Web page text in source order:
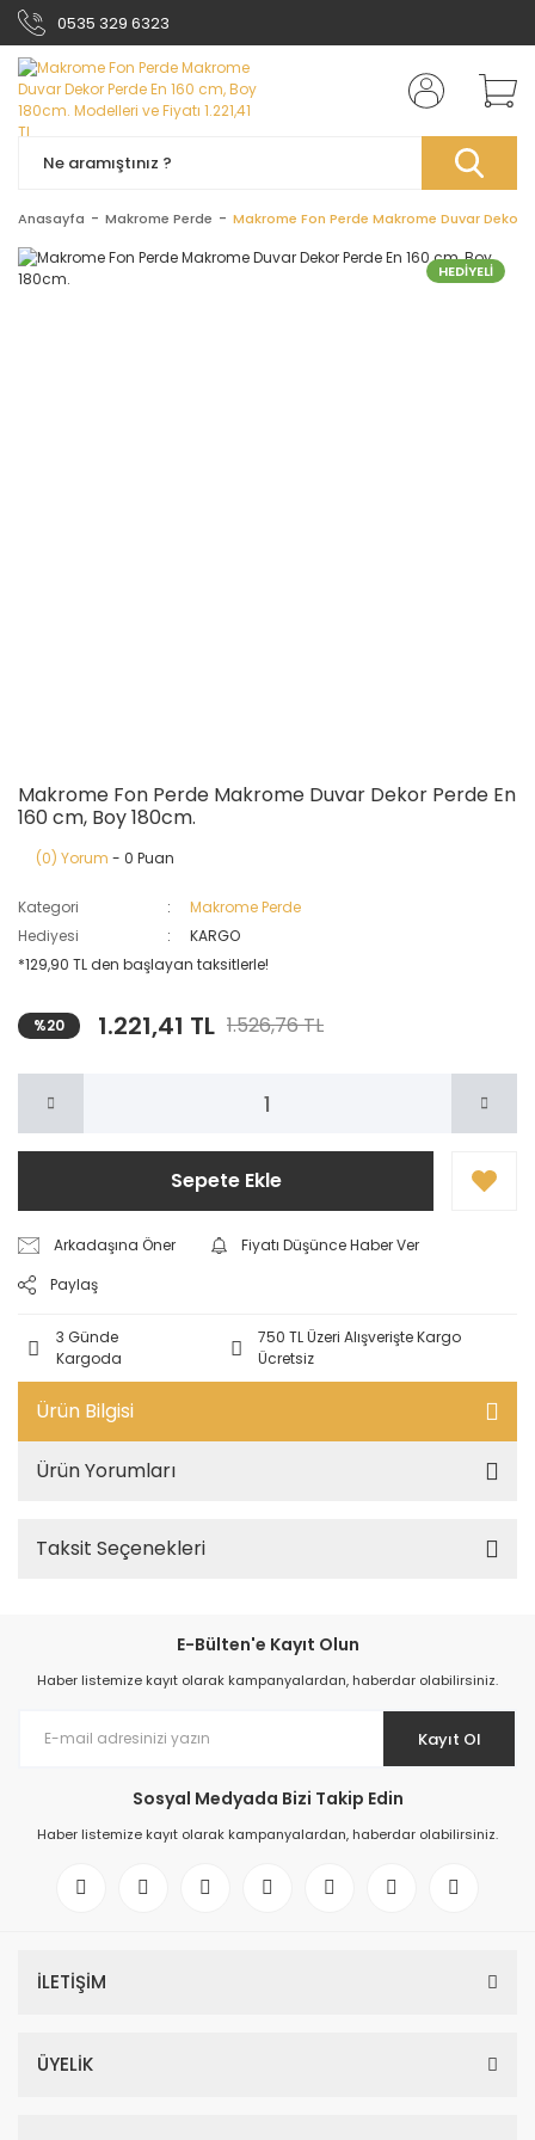
0535 329 6323
Anasayfa Makrome Perde Makrome Fon Perde Makrome Duvar Dekor
HEDİYELİ
Makrome Fon Perde Makrome Duvar Dekor Perde En
160 cm, Boy 180cm.
(0) Yorum - 0 Puan
Kategori
Makrome Perde
Hediyesi
KARGO
*129,90 TL den başlayan taksitlerle!
%20 1.221,41 TL 1.526,76 TL
Sepete Ekle
Arkadaşına Öner
Fiyatı Düşünce Haber Ver
Paylaş
3 Günde
Kargoda
750 TL Üzeri Alışverişte Kargo
Ücretsiz
Ürün Bilgisi
Ürün Yorumları
Taksit Seçenekleri
E-Bülten'e Kayıt Olun
Haber listemize kayıt olarak kampanyalardan, haberdar olabilirsiniz.
Kayıt Ol
Sosyal Medyada Bizi Takip Edin
Haber listemize kayıt olarak kampanyalardan, haberdar olabilirsiniz.
İLETİŞİM
ÜYELİK